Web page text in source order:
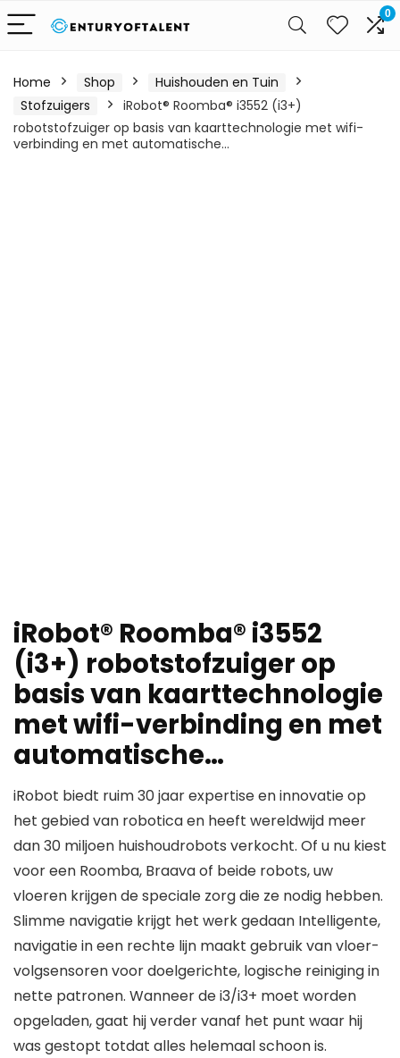
0
Home Shop
Huishouden en Tuin
Stofzuigers
iRobot® Roomba® i3552 (i3+)
robotstofzuiger op basis van kaarttechnologie met wifi-
verbinding en met automatische…
iRobot® Roomba® i3552
(i3+) robotstofzuiger op
basis van kaarttechnologie
met wifi-verbinding en met
automatische…
iRobot biedt ruim 30 jaar expertise en innovatie op
het gebied van robotica en heeft wereldwijd meer
dan 30 miljoen huishoudrobots verkocht. Of u nu kiest
voor een Roomba, Braava of beide robots, uw
vloeren krijgen de speciale zorg die ze nodig hebben.
Slimme navigatie krijgt het werk gedaan Intelligente,
navigatie in een rechte lijn maakt gebruik van vloer-
volgsensoren voor doelgerichte, logische reiniging in
nette patronen. Wanneer de i3/i3+ moet worden
opgeladen, gaat hij verder vanaf het punt waar hij
was gestopt totdat alles helemaal schoon is.